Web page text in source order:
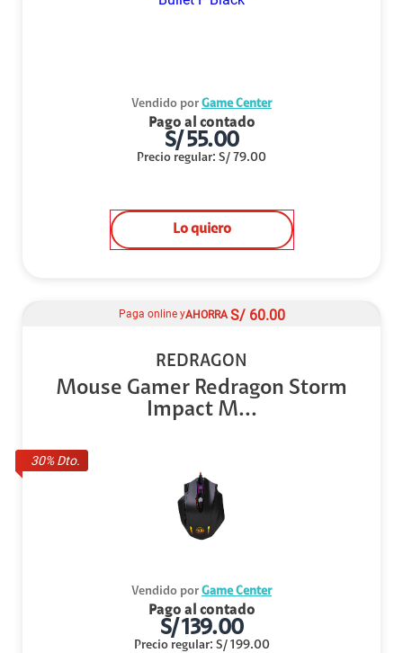
Vendido por Game Center
Pago al contado
S/55.00
Precio regular: S/ 79.00
Lo quiero
30% Dto.
Paga online yAHORRA S/ 60.00
REDRAGON
Mouse Gamer Redragon Storm
Impact M...
Vendido por Game Center
Pago al contado
S/139.00
Precio regular: S/ 199.00